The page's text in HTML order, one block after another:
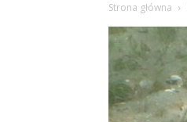
Strona główna